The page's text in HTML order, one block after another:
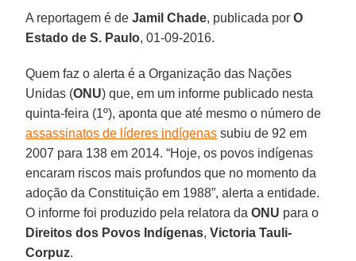
A reportagem é deJamil Chade, publicada por O
Estado de S. Paulo, 01-09-2016.
Quem faz o alerta é a Organização das Nações
Unidas (ONU) que, em um informe publicado nesta
quinta-feira (1º), aponta que até mesmo o número de
assassinatos de líderes indígenas subiu de 92 em
2007 para 138 em 2014. “Hoje, os povos indígenas
encaram riscos mais profundos que no momento da
adoção da Constituição em 1988”, alerta a entidade.
O informe foi produzido pela relatora daONU para o
Direitos dos Povos Indígenas,Victoria Tauli-
Corpuz.